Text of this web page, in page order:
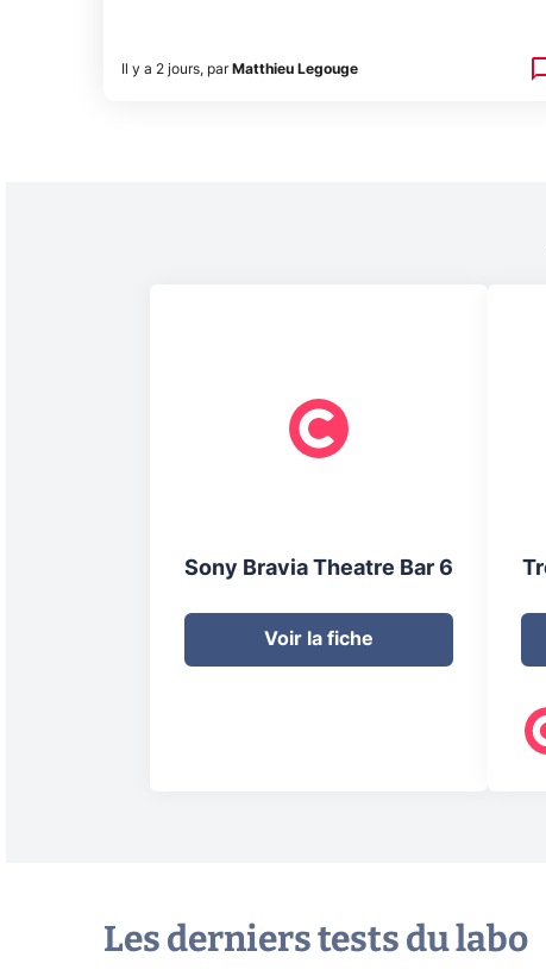
Il y a 2 jours, par Matthieu Legouge
Sony Bravia Theatre Bar 6
Voir la fiche
Les derniers tests du labo